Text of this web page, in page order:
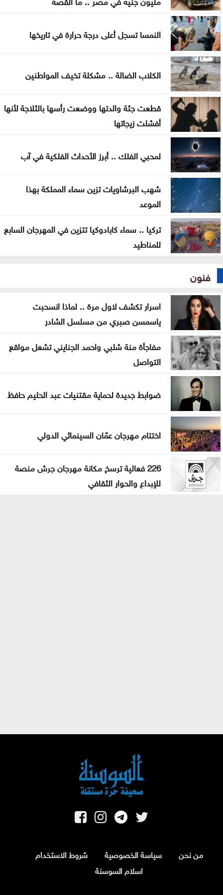
علامات تجارية مقلدة
الدفاع اليمنية تؤكد سقوط قتلى وجرحى في هجوم
حوثي وتتوعد بالرد
تغيير مسار 49 سفينة وتعطيل سفينتين ضمن عمليات
فرض الحصار على إيران
المواصفات والمقاييس: لا شكاوى بشأن أسطوانات
الغاز الجديدة
النمسا تسجل أعلى درجة حرارة في تاريخها
الكلاب الضالة .. مشكلة تخيف المواطنين
قطعت جثة والدتها ووضعت رأسها بالثلاجة لأنها
أفشلت زيجاتها
لمحبي الفلك .. أبرز الأحداث الفلكية في آب
شهب البرشاويات تزين سماء المملكة بهذا
الموعد
تركيا .. سماء كابادوكيا تتزين في المهرجان السابع
للمناطيد
فنون
اسرار تكشف لاول مرة .. لماذا انسحبت
ياسمسن صبري من مسلسل الشادر
مفاجأة منة شلبي واحمد الجنايني تشعل مواقع
التواصل
ضوابط جديدة لحماية مقتنيات عبد الحليم حافظ
اختتام مهرجان عمّان السينمائي الدولي
226 فعالية ترسخ مكانة مهرجان جرش منصة
للإبداع والحوار الثقافي
من نحن سياسة الخصوصية
شروط الاستخدام
اسلام السوسنة